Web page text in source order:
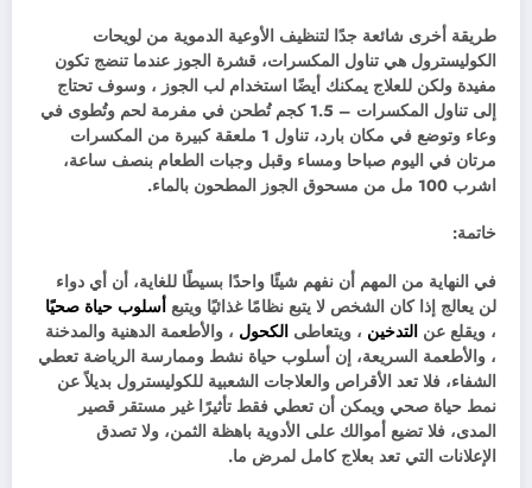
طريقة أخرى شائعة جدًا لتنظيف الأوعية الدموية من لويحات
الكوليسترول هي تناول المكسرات، قشرة الجوز عندما تنضج تكون
مفيدة ولكن للعلاج يمكنك أيضًا استخدام لب الجوز ، وسوف تحتاج
إلى تناول المكسرات – 1.5 كجم تُطحن في مفرمة لحم وتُطوى في
وعاء وتوضع في مكان بارد، تناول 1 ملعقة كبيرة من المكسرات
مرتان في اليوم صباحا ومساء وقبل وجبات الطعام بنصف ساعة،
اشرب 100 مل من مسحوق الجوز المطحون بالماء.
خاتمة:
في النهاية من المهم أن نفهم شيئًا واحدًا بسيطًا للغاية، أن أي دواء
لن يعالج إذا كان الشخص لا يتبع نظامًا غذائيًا ويتبع أسلوب حياة صحيًا
، ويقلع عن التدخين ، ويتعاطى الكحول ، والأطعمة الدهنية والمدخنة
، والأطعمة السريعة، إن أسلوب حياة نشط وممارسة الرياضة تعطي
الشفاء، فلا تعد الأقراص والعلاجات الشعبية للكوليسترول بديلاً عن
نمط حياة صحي ويمكن أن تعطي فقط تأثيرًا غير مستقر قصير
المدى، فلا تضيع أموالك على الأدوية باهظة الثمن، ولا تصدق
الإعلانات التي تعد بعلاج كامل لمرض ما.